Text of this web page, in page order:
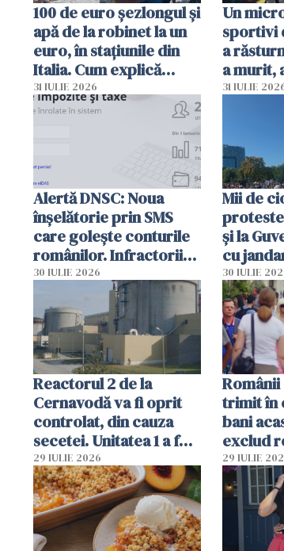
100 de euro șezlongul și
apă de la robinet la un
euro, în stațiunile din
Italia. Cum explică
autoritățile
31 IULIE 2026
Un
sportivi
a
a murit,
planul
31 IULIE
Alertă DNSC: Noua
înșelătorie prin SMS
care golește conturile
românilor. Infractorii
folosesc numele
Ghișeul.ro și al Poliției
Române
30 IULIE 2026
Mii de
și la
cu
30 IULIE
Reactorul 2 de la
Cernavodă va fi oprit
controlat, din cauza
secetei. Unitatea 1 a fost
deja oprită
29 IULIE 2026
trimit în
bani
exclud
29 IULIE